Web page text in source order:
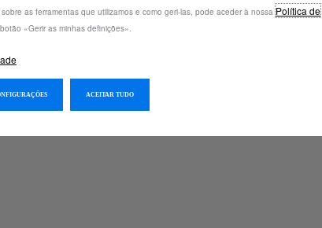
as ferramentas que utilizamos e como geri-las, pode aceder à nossaPolítica de
«Gerir as minhas definições».
ACEITAR TUDO